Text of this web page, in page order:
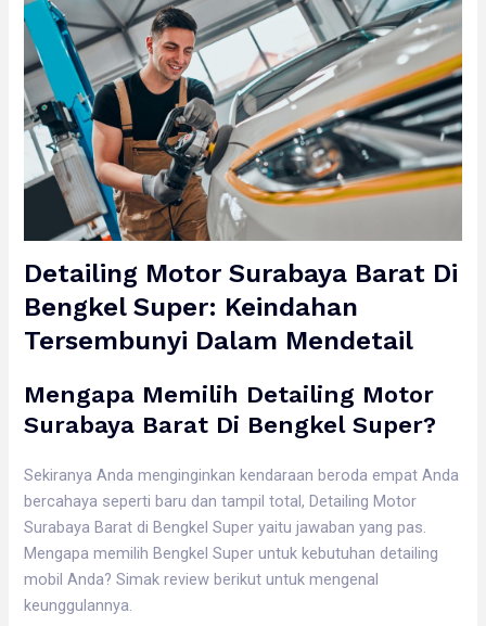
Detailing Motor Surabaya Barat Di
Bengkel Super: Keindahan
Tersembunyi Dalam Mendetail
Mengapa Memilih Detailing Motor
Surabaya Barat Di Bengkel Super?
Sekiranya Anda menginginkan kendaraan beroda empat Anda
bercahaya seperti baru dan tampil total, Detailing Motor
Surabaya Barat di Bengkel Super yaitu jawaban yang pas.
Mengapa memilih Bengkel Super untuk kebutuhan detailing
mobil Anda? Simak review berikut untuk mengenal
keunggulannya.